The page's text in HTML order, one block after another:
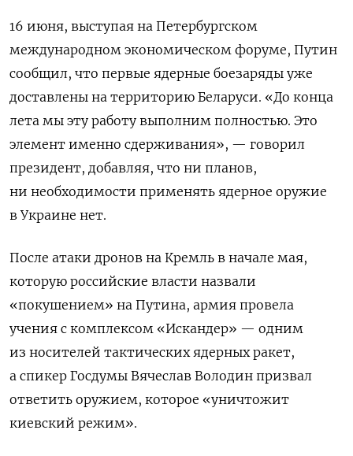
16 июня, выступая на Петербургском
международном экономическом форуме, Путин
сообщил, что первые ядерные боезаряды уже
доставлены на территорию Беларуси. «До конца
лета мы эту работу выполним полностью. Это
элемент именно сдерживания», — говорил
президент, добавляя, что ни планов,
ни необходимости применять ядерное оружие
в Украине нет.
После атаки дронов на Кремль в начале мая,
которую российские власти назвали
«покушением» на Путина, армия провела
учения с комплексом «Искандер» — одним
из носителей тактических ядерных ракет,
а спикер Госдумы Вячеслав Володин призвал
ответить оружием, которое «уничтожит
киевский режим».